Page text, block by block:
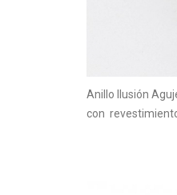
Anillo Ilusión
con